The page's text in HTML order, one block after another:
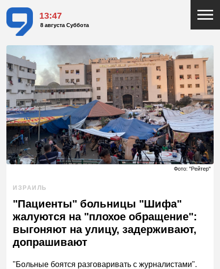
13:47
8 августа Суббота
Фото: "Рейтер"
ИЗРАИЛЬ
"Пациенты" больницы "Шифа"
жалуются на "плохое обращение":
выгоняют на улицу, задерживают,
допрашивают
"Больные боятся разговаривать с журналистами".